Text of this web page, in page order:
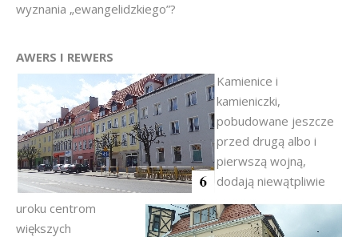
wyznania „ewangelidzkiego”?
AWERS I REWERS
Kamienice i
kamieniczki,
pobudowane jeszcze
przed drugą albo i
pierwszą wojną,
dodają niewątpliwie
uroku centrom
większych